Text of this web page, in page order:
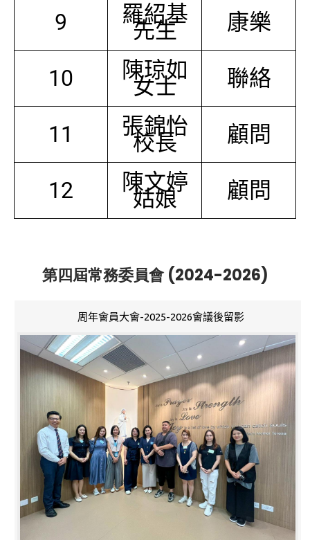
9 羅紹基
先生 康樂
10 陳琼如
女士 聯絡
11 張錦怡
校長 顧問
12 陳文婷
姑娘 顧問
第四屆常務委員會 (2024-2026)
周年會員大會-2025-2026會議後留影